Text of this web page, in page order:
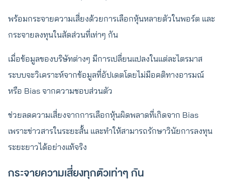
พร้อมกระจายความเสี่ยงด้วยการเลือกหุ้นหลายตัวในพอร์ต และ
กระจายลงทุนในสัดส่วนที่เท่าๆ กัน
เมื่อข้อมูลของบริษัทต่างๆ มีการเปลี่ยนแปลงในแต่ละไตรมาส
ระบบจะวิเคราะห์จากข้อมูลที่อัปเดตโดยไม่มีอคติทางอารมณ์
หรือ Bias จากความชอบส่วนตัว
ช่วยลดความเสี่ยงจากการเลือกหุ้นผิดพลาดที่เกิดจาก Bias
เพราะข่าวสารในระยะสั้น และทำให้สามารถรักษาวินัยการลงทุน
ระยะยาวได้อย่างแท้จริง
กระจายความเสี่ยงทุกตัวเท่าๆ กัน